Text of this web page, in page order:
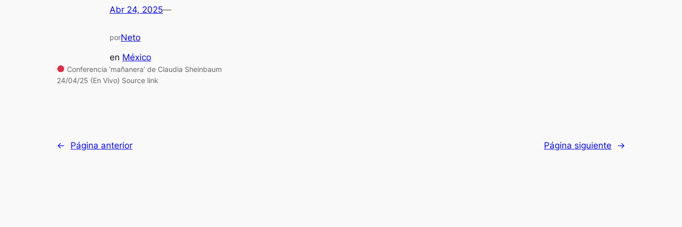
Abr 24, 2025—
porNeto
en México
Conferencia ‘mañanera’ de Claudia Sheinbaum
24/04/25 (En Vivo) Source link
← Página anterior Página siguiente →